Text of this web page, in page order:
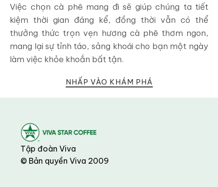
Việc chọn cà phê mang đi sẽ giúp chúng ta tiết
kiệm thời gian đáng kể, đồng thời vẫn có thể
thưởng thức trọn vẹn hương cà phê thơm ngon,
mang lại sự tỉnh táo, sảng khoái cho bạn một ngày
làm việc khỏe khoắn bất tận.
NHẤP VÀO KHÁM PHÁ
Tập đoàn Viva
© Bản quyền Viva 2009